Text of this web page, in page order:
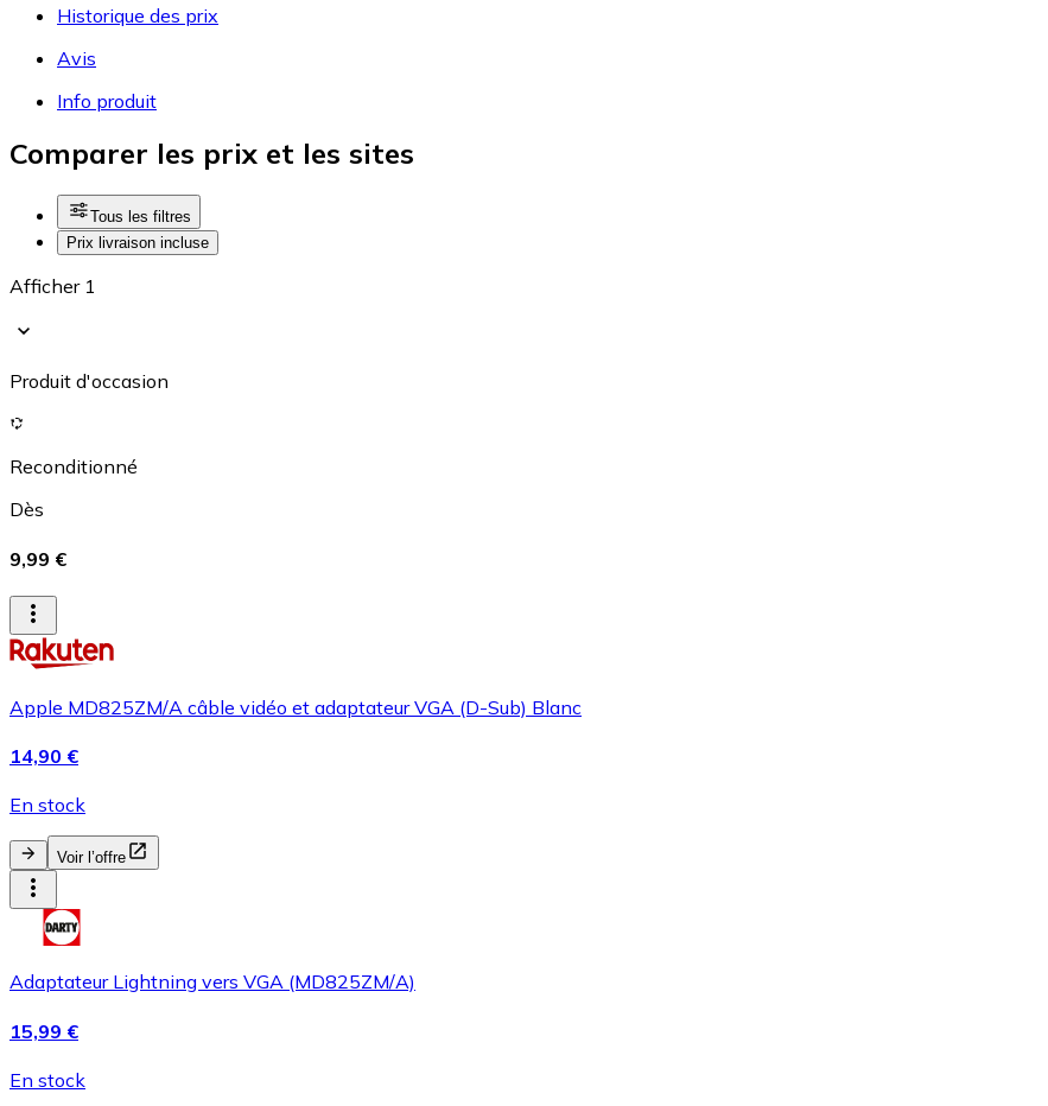
Historique des prix
Avis
Info produit
Comparer les prix et les sites
Tous les filtres
Prix livraison incluse
Afficher 1
Produit d'occasion
Reconditionné
Dès
9,99 €
Apple MD825ZM/A câble vidéo et adaptateur VGA (D-Sub) Blanc
14,90 €
En stock
Voir l’offre
Adaptateur Lightning vers VGA (MD825ZM/A)
15,99 €
En stock